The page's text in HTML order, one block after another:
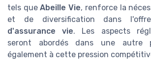
tels queAbeille Vie, renforce la
et de diversification dans
d'assurance vie. Les aspects
seront abordés dans une autre
également à cette pression